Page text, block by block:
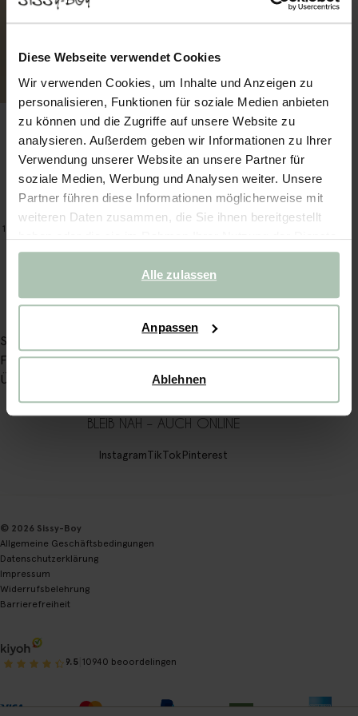
Diese Webseite verwendet Cookies
Wir verwenden Cookies, um Inhalte und Anzeigen zu
personalisieren, Funktionen für soziale Medien anbieten
zu können und die Zugriffe auf unsere Website zu
analysieren. Außerdem geben wir Informationen zu Ihrer
Verwendung unserer Website an unsere Partner für
soziale Medien, Werbung und Analysen weiter. Unsere
Partner führen diese Informationen möglicherweise mit
weiteren Daten zusammen, die Sie ihnen bereitgestellt
haben oder die sie im Rahmen Ihrer Nutzung der Dienste
gesammelt haben.
Alle zulassen
Anpassen
Ablehnen
99.99
1
Service
Filiale
Über Sissy-Boy
BLEIB NAH – AUCH ONLINE
InstagramTikTokPinterest
© 2026 Sissy-Boy
Allgemeine Geschäftsbedingungen
Datenschutzerklärung
Impressum
Widerrufsbelehrung
Barrierefreiheit
9.5 10940 beoordelingen